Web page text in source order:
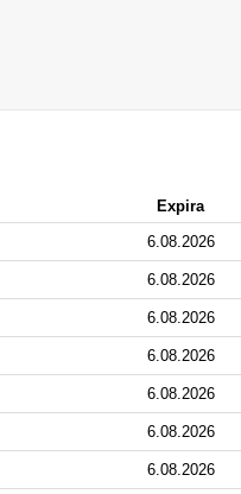
Expira
6.08.2026
6.08.2026
6.08.2026
6.08.2026
6.08.2026
6.08.2026
6.08.2026